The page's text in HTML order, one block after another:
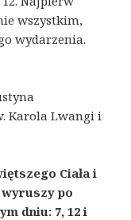
wszystkim,
wydarzenia.
Karola Lwangi i
Ciała i
po
dniu: 7, 12 i